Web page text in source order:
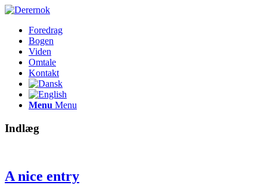
Foredrag
Bogen
Viden
Omtale
Kontakt
Menu Menu
Indlæg
A nice entry